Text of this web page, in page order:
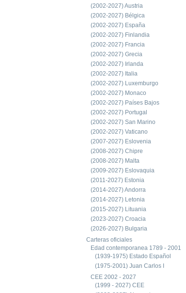
(2002-2027) Austria
(2002-2027) Bélgica
(2002-2027) España
(2002-2027) Finlandia
(2002-2027) Francia
(2002-2027) Grecia
(2002-2027) Irlanda
(2002-2027) Italia
(2002-2027) Luxemburgo
(2002-2027) Monaco
(2002-2027) Países Bajos
(2002-2027) Portugal
(2002-2027) San Marino
(2002-2027) Vaticano
(2007-2027) Eslovenia
(2008-2027) Chipre
(2008-2027) Malta
(2009-2027) Eslovaquia
(2011-2027) Estonia
(2014-2027) Andorra
(2014-2027) Letonia
(2015-2027) Lituania
(2023-2027) Croacia
(2026-2027) Bulgaria
Carteras oficiales
Edad contemporanea 1789 - 2001
(1939-1975) Estado Español
(1975-2001) Juan Carlos I
CEE 2002 - 2027
(1999 - 2027) CEE